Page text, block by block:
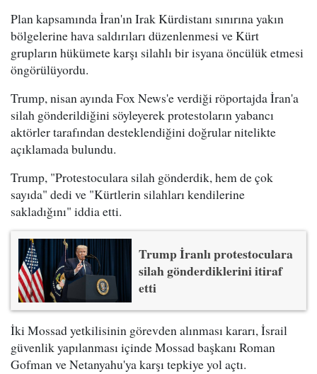
Plan kapsamında İran'ın Irak Kürdistanı sınırına yakın
bölgelerine hava saldırıları düzenlenmesi ve Kürt
grupların hükümete karşı silahlı bir isyana öncülük etmesi
öngörülüyordu.
Trump, nisan ayında Fox News'e verdiği röportajda İran'a
silah gönderildiğini söyleyerek protestoların yabancı
aktörler tarafından desteklendiğini doğrular nitelikte
açıklamada bulundu.
Trump, "Protestoculara silah gönderdik, hem de çok
sayıda" dedi ve "Kürtlerin silahları kendilerine
sakladığını" iddia etti.
Trump İranlı protestoculara
silah gönderdiklerini itiraf
etti
İki Mossad yetkilisinin görevden alınması kararı, İsrail
güvenlik yapılanması içinde Mossad başkanı Roman
Gofman ve Netanyahu'ya karşı tepkiye yol açtı.